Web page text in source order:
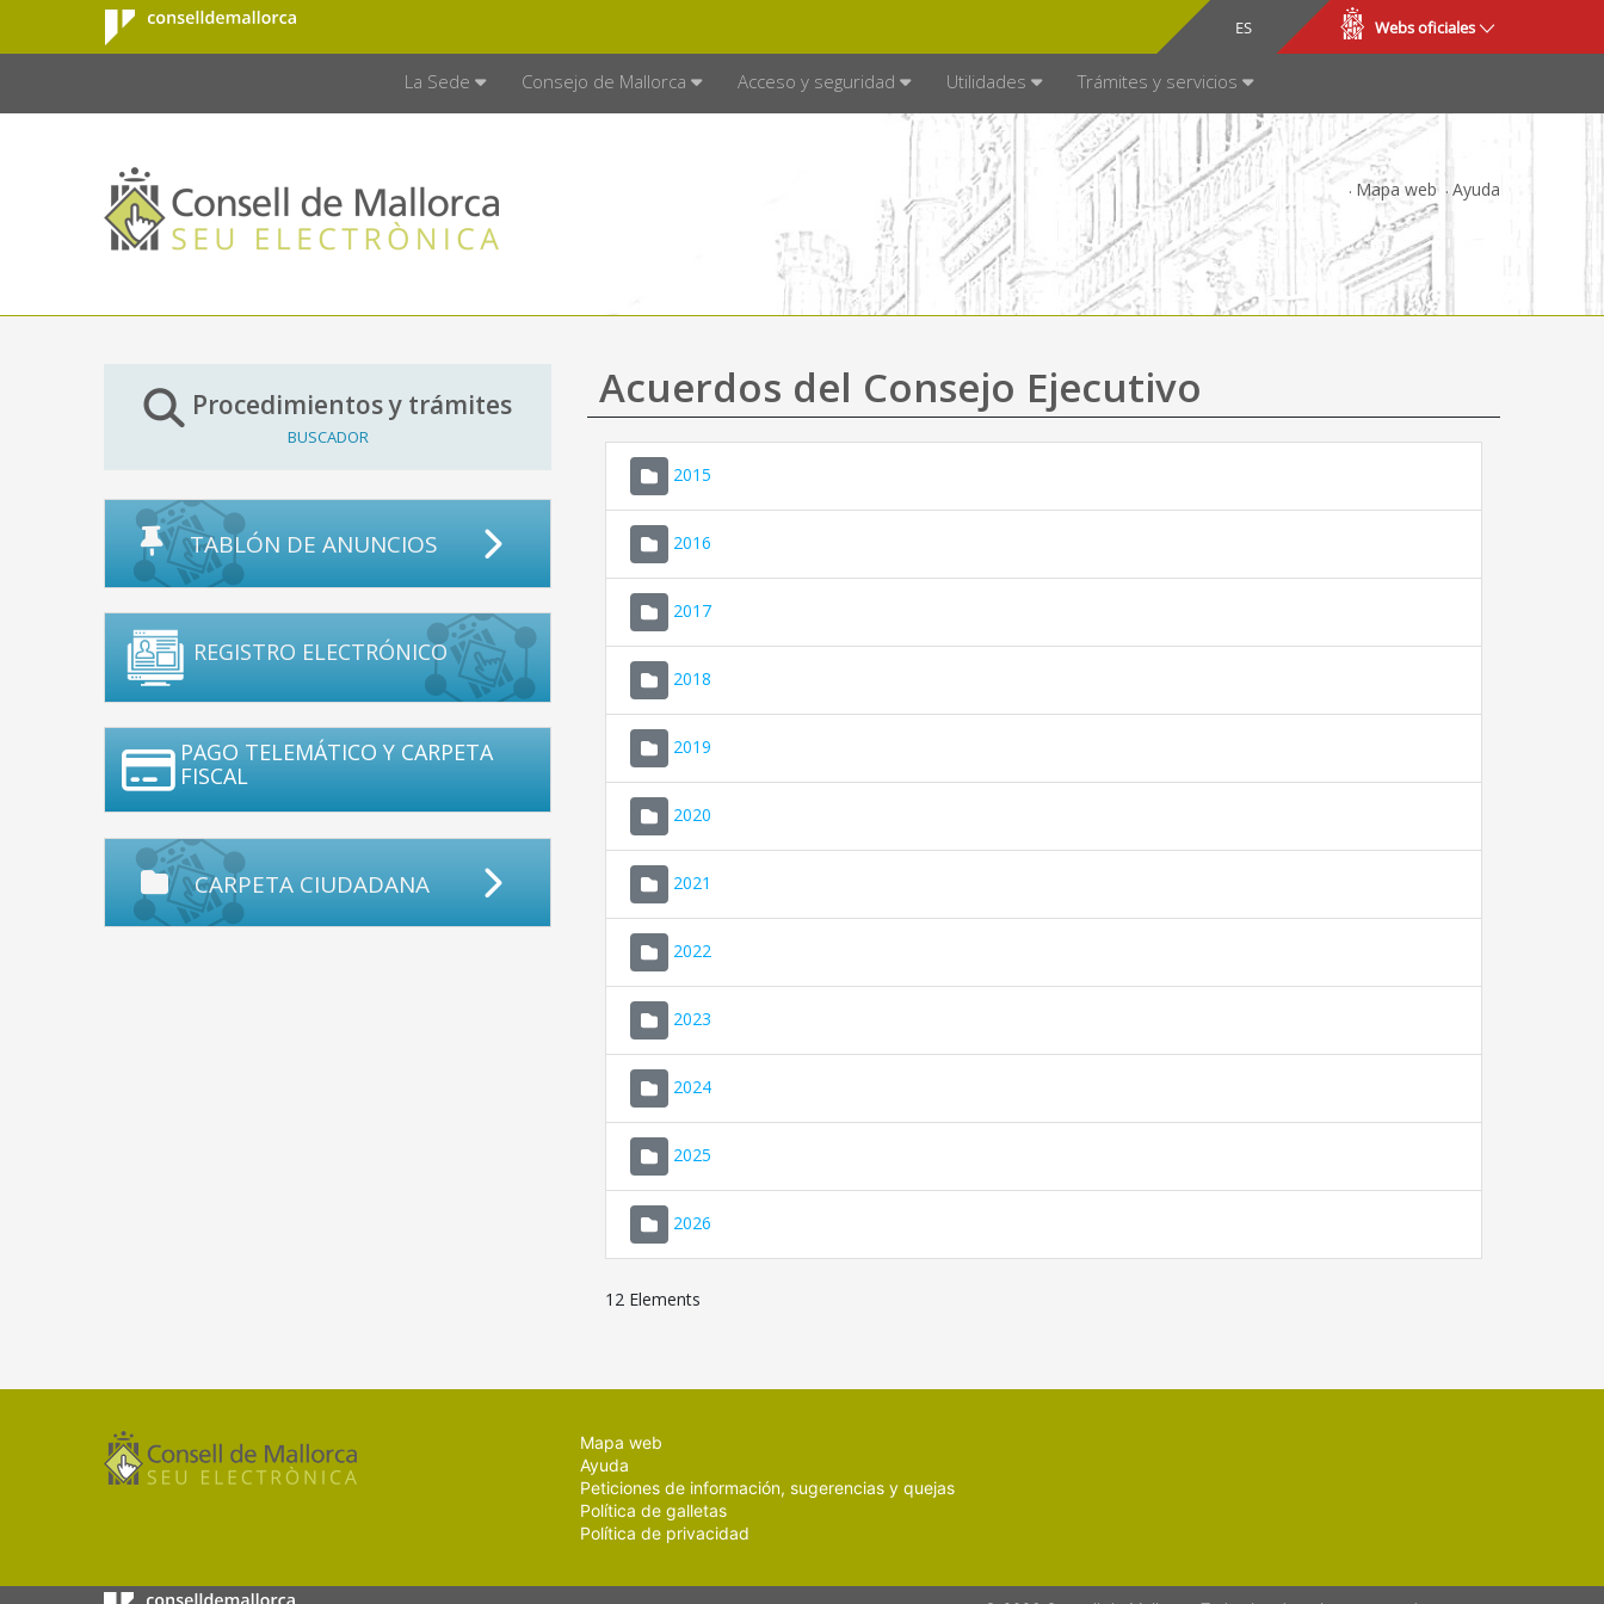
Saltar al contenido principal
Consell de
Mallorca
ES
CA Webs oficiales
La Sede Consejo de Mallorca Acceso y seguridad Utilidades Trámites y servicios
Mapa web Ayuda
Procedimientos y trámites
BUSCADOR
TABLÓN DE ANUNCIOS
REGISTRO ELECTRÓNICO
PAGO TELEMÁTICO Y CARPETA
FISCAL
CARPETA CIUDADANA
Acuerdos del Consejo Ejecutivo
2015
2016
2017
2018
2019
2020
2021
2022
2023
2024
2025
2026
12 Elements
Mapa web
Ayuda
Peticiones de información, sugerencias y quejas
Política de galletas
Política de privacidad